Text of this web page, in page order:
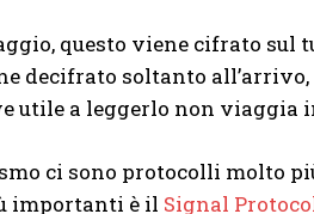
questo viene cifrato
decifrato soltanto
utile a leggerlo non viaggia
ci sono protocolli molto
importanti è il Signal